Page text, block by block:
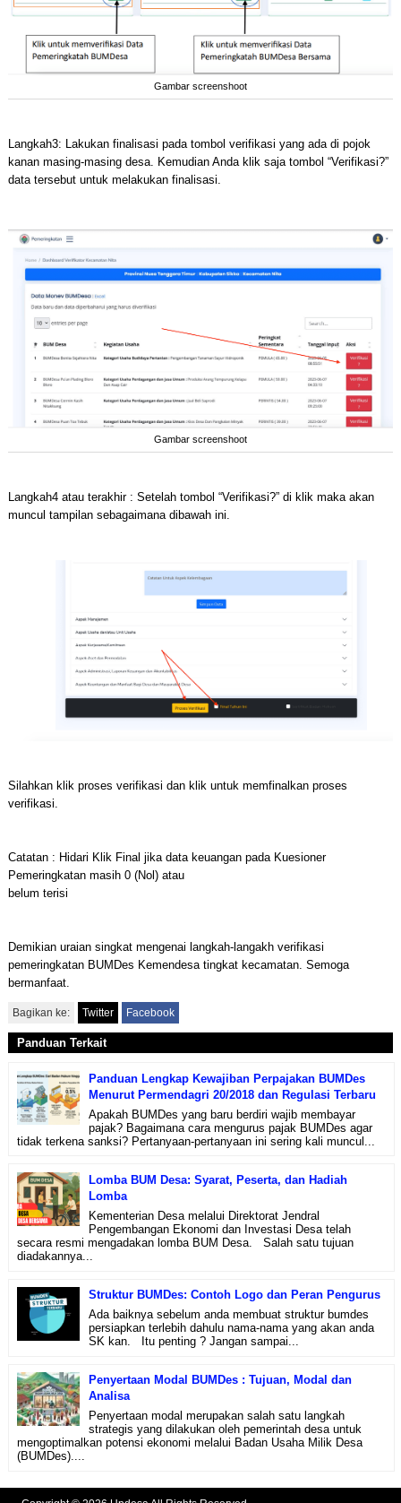
Gambar screenshoot
Langkah3: Lakukan finalisasi pada tombol verifikasi yang ada di pojok
kanan masing-masing desa. Kemudian Anda klik saja tombol “Verifikasi?”
data tersebut untuk melakukan finalisasi.
Gambar screenshoot
Langkah4 atau terakhir : Setelah tombol “Verifikasi?” di klik maka akan
muncul tampilan sebagaimana dibawah ini.
Silahkan klik proses verifikasi dan klik untuk memfinalkan proses
verifikasi.
Catatan : Hidari Klik Final jika data keuangan pada Kuesioner
Pemeringkatan masih 0 (Nol) atau
belum terisi
Demikian uraian singkat mengenai langkah-langakh verifikasi
pemeringkatan BUMDes Kemendesa tingkat kecamatan. Semoga
bermanfaat.
Bagikan ke: Twitter Facebook
Panduan Terkait
Panduan Lengkap Kewajiban Perpajakan BUMDes
Menurut Permendagri 20/2018 dan Regulasi Terbaru
Apakah BUMDes yang baru berdiri wajib membayar
pajak? Bagaimana cara mengurus pajak BUMDes agar
tidak terkena sanksi? Pertanyaan-pertanyaan ini sering kali muncul...
Lomba BUM Desa: Syarat, Peserta, dan Hadiah
Lomba
Kementerian Desa melalui Direktorat Jendral
Pengembangan Ekonomi dan Investasi Desa telah
secara resmi mengadakan lomba BUM Desa. Salah satu tujuan
diadakannya...
Struktur BUMDes: Contoh Logo dan Peran Pengurus
Ada baiknya sebelum anda membuat struktur bumdes
persiapkan terlebih dahulu nama-nama yang akan anda
SK kan. Itu penting ? Jangan sampai...
Penyertaan Modal BUMDes : Tujuan, Modal dan
Analisa
Penyertaan modal merupakan salah satu langkah
strategis yang dilakukan oleh pemerintah desa untuk
mengoptimalkan potensi ekonomi melalui Badan Usaha Milik Desa
(BUMDes)....